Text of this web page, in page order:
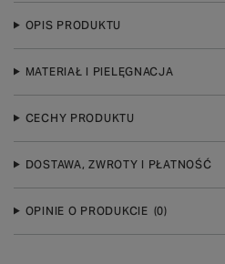
OPIS PRODUKTU
MATERIAŁ I PIELĘGNACJA
CECHY PRODUKTU
DOSTAWA, ZWROTY I PŁATNOŚĆ
OPINIE O PRODUKCIE (0)